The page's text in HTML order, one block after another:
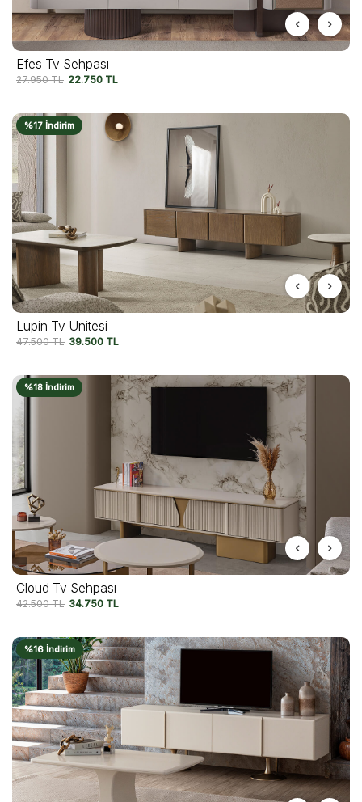
Efes Tv Sehpası
27.950TL 22.750 TL
%17 İndirim
Lupin Tv Ünitesi
47.500TL 39.500 TL
%18 İndirim
Cloud Tv Sehpası
42.500TL 34.750 TL
%16 İndirim